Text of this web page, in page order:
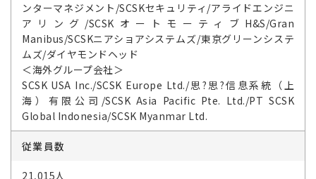
ンターマネジメント/SCSKセキュリティ/アライドエンジニ
アリング/SCSKオートモーティブH&S/Gran
Manibus/SCSKニアショアシステムズ/東京グリーンシステ
ムズ/ダイヤモンドヘッド
＜海外グループ会社＞
SCSK USA Inc./SCSK Europe Ltd./思?思?信息系統（上
海）有限公司/SCSK Asia Pacific Pte. Ltd./PT SCSK
Global Indonesia/SCSK Myanmar Ltd.
従業員数
21,015人